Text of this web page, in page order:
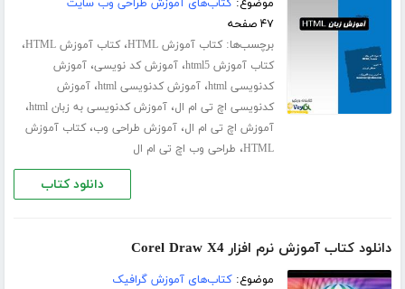
موضوع: کتاب‌های آموزش طراحی وب سایت
۴۷ صفحه
برچسب‌ها:کتاب آموزش HTML ،کتاب آموزش HTML ،
کتاب آموزش html5 ،آموزش کد نویسی،آموزش
کدنویسی html
،آموزش کدنویسی html ،آموزش
کدنویسی اچ تی ام ال،آموزش کدنویسی به زبان html ،
آموزش اچ تی ام ال،آموزش طراحی وب،کتاب آموزش
HTML، طراحی وب اچ تی ام ال
دانلود کتاب
دانلود کتاب آموزش نرم افزار Corel Draw X4
موضوع:کتاب‌های آموزش گرافیک